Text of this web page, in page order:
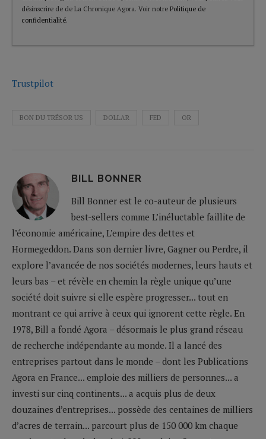
désinscrire de de La Chronique Agora. Voir notre Politique de
confidentialité.
Trustpilot
BON DU TRÉSOR US DOLLAR FED OR
BILL BONNER
Bill Bonner est le co-auteur de plusieurs
best-sellers comme L’inéluctable faillite de
l’économie américaine, L’empire des dettes et
Hormegeddon. Dans son dernier livre, Gagner ou Perdre, il
explore l’avancée de nos sociétés modernes, leurs hauts et
leurs bas – et révèle en chemin la règle unique qu’une
société doit suivre si elle espère progresser... tout en
montrant ce qui arrive à ceux qui ignorent cette règle. En
1978, Bill a fondé Agora – désormais le plus grand réseau
de recherche indépendante au monde. Il a lancé des
entreprises partout dans le monde – dont les Publications
Agora en France... emploie des milliers de personnes... a
investi sur cinq continents... a acquis plus de deux
douzaines d’entreprises... possède des centaines de milliers
d’acres de terrain... parcourt plus de 150 000 km chaque